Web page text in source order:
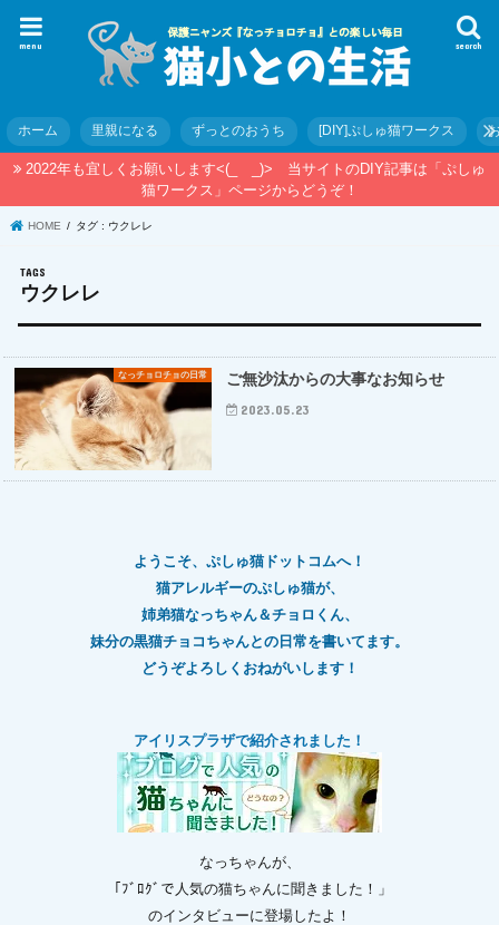
search
menu
ホーム 里親になる ずっとのおうち [DIY]ぷしゅ猫ワークス
2022年も宜しくお願いします<(_ _)> 当サイトのDIY記事は「ぷしゅ
猫ワークス」ページからどうぞ！
HOME タグ : ウクレレ
ウクレレ
なっチョロチョの日常 ご無沙汰からの大事なお知らせ
2023.05.23
ようこそ、ぷしゅ猫ドットコムへ！
猫アレルギーのぷしゅ猫が、
姉弟猫なっちゃん＆チョロくん、
妹分の黒猫チョコちゃんとの日常を書いてます。
どうぞよろしくおねがいします！
アイリスプラザで紹介されました！
なっちゃんが、
「ﾌﾞﾛｸﾞで人気の猫ちゃんに聞きました！」
のインタビューに登場したよ！